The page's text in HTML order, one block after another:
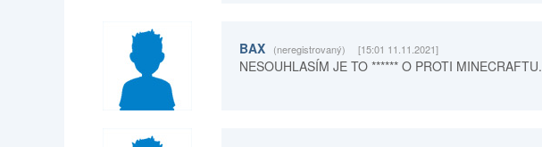
BAX (neregistrovaný) [15:01 11.11.2021]
NESOUHLASÍM JE TO ****** O PROTI MINECRAFTU.